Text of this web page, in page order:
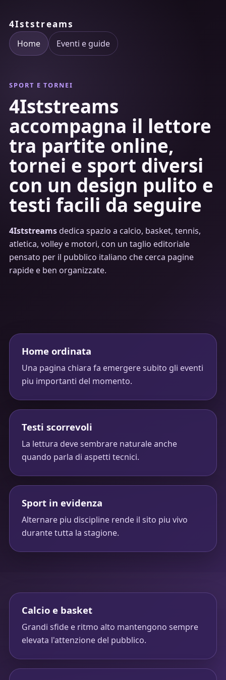
4Iststreams
Home Eventi e guide
SPORT E TORNEI
4Iststreams
accompagna il lettore
tra partite online,
tornei e sport diversi
con un design pulito e
testi facili da seguire
4Iststreamsdedica spazio a calcio, basket, tennis,
atletica, volley e motori, con un taglio editoriale
pensato per il pubblico italiano che cerca pagine
rapide e ben organizzate.
Home ordinata
Una pagina chiara fa emergere subito gli eventi
piu importanti del momento.
Testi scorrevoli
La lettura deve sembrare naturale anche
quando parla di aspetti tecnici.
Sport in evidenza
Alternare piu discipline rende il sito piu vivo
durante tutta la stagione.
Calcio e basket
Grandi sfide e ritmo alto mantengono sempre
elevata l'attenzione del pubblico.